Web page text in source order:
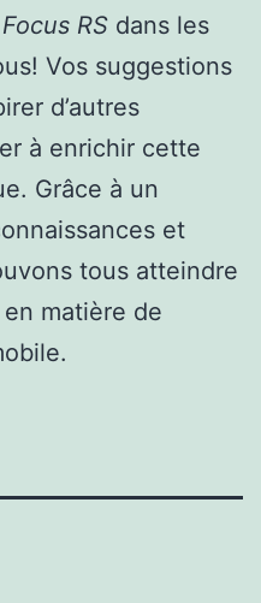
RS dans les
Vos suggestions
d’autres
à enrichir cette
Grâce à un
et
tous atteindre
matière de